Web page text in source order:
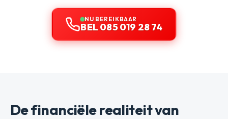
NU BEREIKBAAR
BEL 085 019 28 74
De financiële realiteit van